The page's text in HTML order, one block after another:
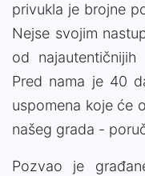
privukla je brojne
Nejse svojim
od
Pred nama je 40
uspomena koje će
našeg grada -
Pozvao je